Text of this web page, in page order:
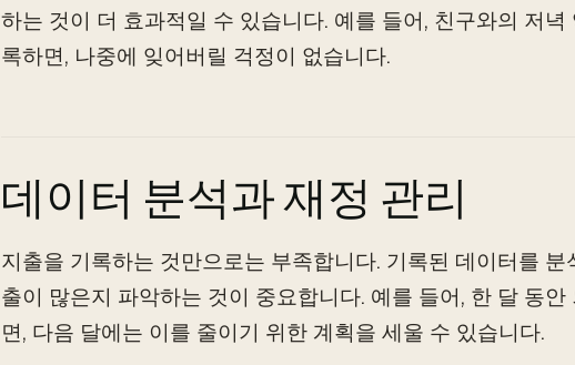
하는 것이 더 효과적일 수 있습니다. 예를 들어, 친구와의 저녁
록하면, 나중에 잊어버릴 걱정이 없습니다.
데이터 분석과 재정 관리
지출을 기록하는 것만으로는 부족합니다. 기록된 데이터를 분
출이 많은지 파악하는 것이 중요합니다. 예를 들어, 한 달 동
면, 다음 달에는 이를 줄이기 위한 계획을 세울 수 있습니다.